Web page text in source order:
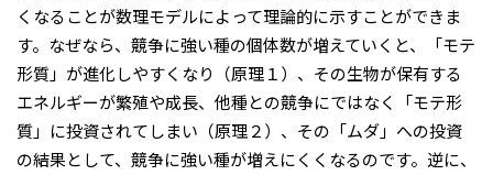
くなることが数理モデルによって理論的に示すことができま
す。なぜなら、競争に強い種の個体数が増えていくと、「モテ
形質」が進化しやすくなり（原理１）、その生物が保有する
エネルギーが繁殖や成長、他種との競争にではなく「モテ形
質」に投資されてしまい（原理２）、その「ムダ」への投資
の結果として、競争に強い種が増えにくくなるのです。逆に、